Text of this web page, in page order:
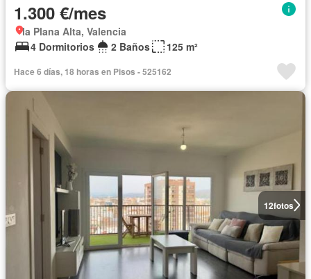
1.300 €/mes
la Plana Alta, Valencia
4 Dormitorios
2 Baños 125 m²
Hace 6 días, 18 horas en Pisos - 525162
12fotos